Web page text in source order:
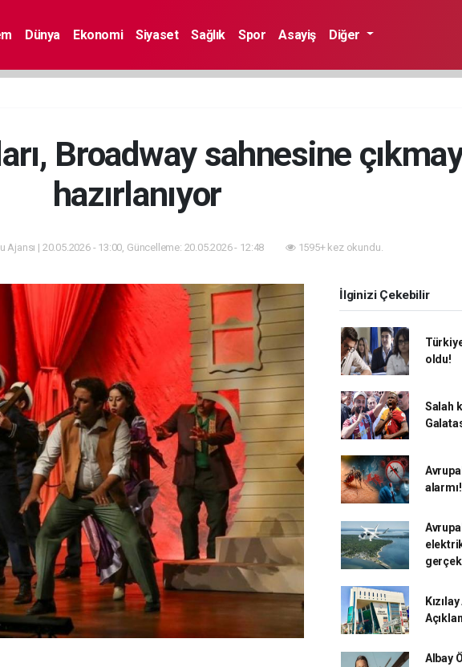
Dünya Ekonomi Siyaset Sağlık Spor Asayiş Diğer
Broadway sahnesine
hazırlanıyor
Ajansı | 20.05.2026 - 13:00, Güncelleme: 20.05.2026 - 12:48 1595+ kez okundu.
İlginizi Çekebilir
oldu!
Salah
alarmı!
Albay